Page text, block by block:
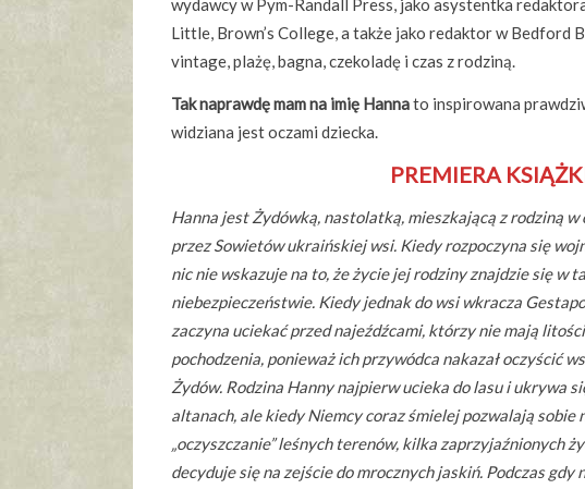
wydawcy w Pym-Randall Press, jako asystentka
Little, Brown’s College, a także jako redaktor w Bedford
vintage, plażę, bagna, czekoladę i czas z rodziną.
Tak naprawdę mam na imię Hannato inspirowana
widziana jest oczami dziecka.
PREMIERA
Hanna jest Żydówką, nastolatką, mieszkającą z rodziną w
przez Sowietów ukraińskiej wsi. Kiedy rozpoczyna się
nic nie wskazuje na to, że życie jej rodziny znajdzie się w
niebezpieczeństwie. Kiedy jednak do wsi wkracza
zaczyna uciekać przed najeźdźcami, którzy nie mają
pochodzenia, ponieważ ich przywódca nakazał oczyścić
Żydów. Rodzina Hanny najpierw ucieka do lasu i ukrywa
altanach, ale kiedy Niemcy coraz śmielej pozwalają sobie
„oczyszczanie” leśnych terenów, kilka zaprzyjaźnionych
decyduje się na zejście do mrocznych jaskiń. Podczas gdy